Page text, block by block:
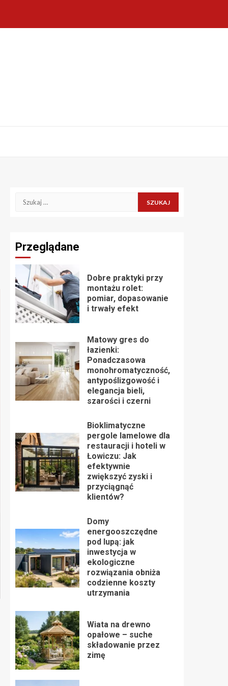
Szukaj:
Przeglądane
Dobre praktyki przy
montażu rolet:
pomiar, dopasowanie
i trwały efekt
Matowy gres do
łazienki:
Ponadczasowa
monohromatyczność,
antypoślizgowość i
elegancja bieli,
szarości i czerni
Bioklimatyczne
pergole lamelowe dla
restauracji i hoteli w
Łowiczu: Jak
efektywnie
zwiększyć zyski i
przyciągnąć
klientów?
Domy
energooszczędne
pod lupą: jak
inwestycja w
ekologiczne
rozwiązania obniża
codzienne koszty
utrzymania
Wiata na drewno
opałowe – suche
składowanie przez
zimę